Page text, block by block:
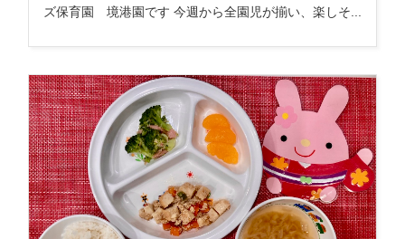
ズ保育園 境港園です 今週から全園児が揃い、楽しそ...